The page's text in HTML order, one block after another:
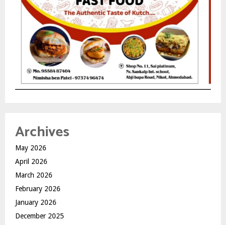
Archives
May 2026
April 2026
March 2026
February 2026
January 2026
December 2025